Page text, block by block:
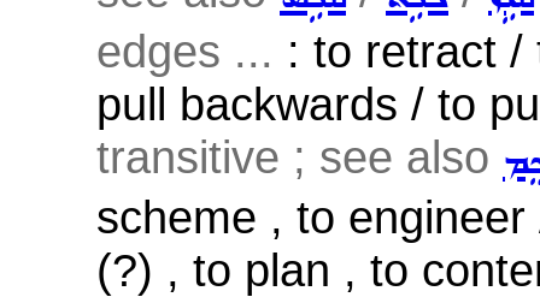
edges ... : to retract /
pull backwards / to
transitive ; see also
scheme , to
(?) , to plan , to